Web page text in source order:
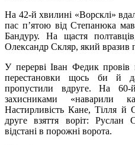
На 42-й хвилині «Ворсклі»
пас п’ятою від Степанюка
Бандуру. На щастя
Олександр Скляр, який вразив
У перерві Іван Федик провів
перестановки щось би й
пропустили вдруге. На
захисниками «наварили
Настирливість Кане, Тілля й
друге взяття воріт: Руслан
відстані в порожні ворота.